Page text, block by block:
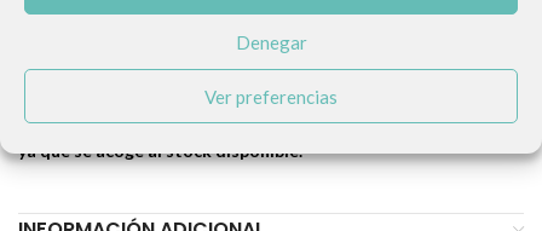
Denegar
Ver preferencias
Extras:sonido en el interior.
Este producto te lo enviaremos en un plazo máximo de 15 días,
ya que se acoge al stock disponible.